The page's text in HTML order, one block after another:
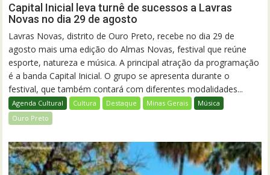
Capital Inicial leva turnê de sucessos a Lavras
Novas no dia 29 de agosto
Lavras Novas, distrito de Ouro Preto, recebe no dia 29 de
agosto mais uma edição do Almas Novas, festival que reúne
esporte, natureza e música. A principal atração da programação
é a banda Capital Inicial. O grupo se apresenta durante o
festival, que também contará com diferentes modalidades...
Agenda Cultural Cultura Destaque Minas Gerais
Música
Ouro Preto